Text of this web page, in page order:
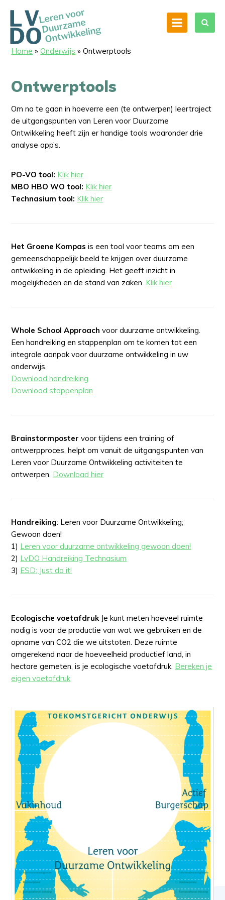
Home »Onderwijs »Ontwerptools
Ontwerptools
Om na te gaan in hoeverre een (te ontwerpen) leertraject
de uitgangspunten van Leren voor Duurzame
Ontwikkeling heeft zijn er handige tools waaronder drie
analyse app’s.
PO-VO tool: Klik hier
MBO HBO WO tool: Klik hier
Technasium tool: Klik hier
Het Groene Kompas is een tool voor teams om een
gemeenschappelijk beeld te krijgen over duurzame
ontwikkeling in de opleiding. Het geeft inzicht in
mogelijkheden en de stand van zaken. Klik hier
Whole School Approach voor duurzame ontwikkeling.
Een handreiking en stappenplan om te komen tot een
integrale aanpak voor duurzame ontwikkeling in uw
onderwijs.
Download handreiking
Download stappenplan
Brainstormposter voor tijdens een training of
ontwerpproces, helpt om vanuit de uitgangspunten van
Leren voor Duurzame Ontwikkeling activiteiten te
ontwerpen. Download hier
Handreiking: Leren voor Duurzame Ontwikkeling;
Gewoon doen!
1) Leren voor duurzame ontwikkeling gewoon doen!
2) LvDO Handreiking Technasium
3) ESD; Just do it!
Ecologische voetafdrukJe kunt meten hoeveel ruimte
nodig is voor de productie van wat we gebruiken en de
opname van CO2 die we uitstoten. Deze ruimte
omgerekend naar de hoeveelheid productief land, in
hectare gemeten, is je ecologische voetafdruk. Bereken je
eigen voetafdruk